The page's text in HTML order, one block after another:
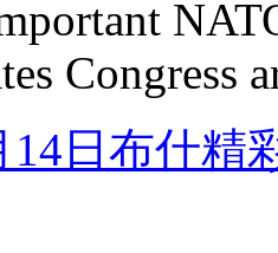
Congress
14日布什精